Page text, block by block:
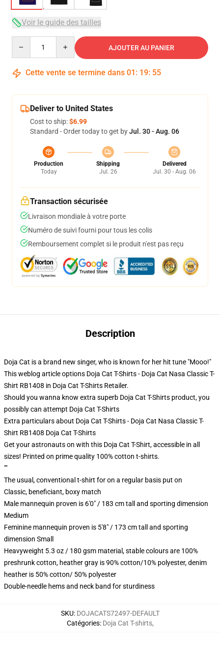
Voir le guide des tailles
AJOUTER AU PANIER
Cette vente se termine dans 01 : 19: 54
Deliver to United States
Cost to ship:$6.99
Standard - Order today to get byJul. 30 - Aug. 06
Production
Today
Shipping
Jul. 26
Delivered
Jul. 30 - Aug. 06
Transaction sécurisée
Livraison mondiale à votre porte
Numéro de suivi fourni pour tous les colis
Remboursement complet si le produit n'est pas reçu
Description
Doja Cat is a brand new singer, who is known for her hit tune "Mooo!"
This weblog article options Doja Cat T-Shirts - Doja Cat Nasa Classic T-
Shirt RB1408 in Doja Cat T-Shirts Retailer.
Should you wanna know extra superb Doja Cat T-Shirts product, you
possibly can attempt Doja Cat T-Shirts
Extra particulars about Doja Cat T-Shirts - Doja Cat Nasa Classic T-
Shirt RB1408 Doja Cat T-Shirts
Get your astronauts on with this Doja Cat T-Shirt, accessible in all
sizes! Printed on prime quality 100% cotton t-shirts.
""
The usual, conventional t-shirt for on a regular basis put on
Classic, beneficiant, boxy match
Male mannequin proven is 6'0" / 183 cm tall and sporting dimension
Medium
Feminine mannequin proven is 5'8" / 173 cm tall and sporting
dimension Small
Heavyweight 5.3 oz / 180 gsm material, stable colours are 100%
preshrunk cotton, heather gray is 90% cotton/10% polyester, denim
heather is 50% cotton/ 50% polyester
Double-needle hems and neck band for sturdiness
SKU: DOJACATS72497-DEFAULT
Catégories: Doja Cat T-shirts,